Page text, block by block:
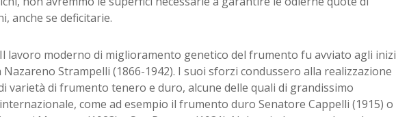
anche se deficitarie.
Il lavoro moderno di miglioramento genetico del frumento fu avviato agli inizi
Nazareno Strampelli (1866-1942). I suoi sforzi condussero alla realizzazione
varietà di frumento tenero e duro, alcune delle quali di grandissimo
come ad esempio il frumento duro Senatore Cappelli (1915) o